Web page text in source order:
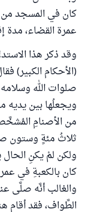
كان في المسجد
عمرة القضاء، مدة
وقد ذكر هذا
(الأحكام الكبير)
صلوات الله
ويجعلُها بين يديه
من الأصنامِ
ثلاثُ مئةٍ وستون
ولكن لمْ يكنِ
كان بالكعبةِ في
والغالب أنَّه صلَّى
الطَّواف، فقد أقام